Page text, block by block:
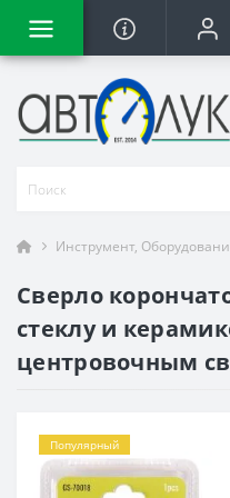
Инструмент,
Сверло
стеклу и
центровочным
Популярный